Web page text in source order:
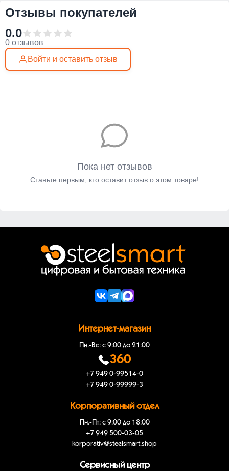
Отзывы покупателей
0.0
0 отзывов
Войти и оставить отзыв
Пока нет отзывов
Станьте первым, кто оставит отзыв о этом товаре!
Интернет-магазин
Пн.-Вс: с 9:00 до 21:00
360
+7 949 0-99514-0
+7 949 0-99999-3
Корпоративный отдел
Пн.-Пт: с 9:00 до 18:00
+7 949 500-03-05
korporativ@steelsmart.shop
Сервисный центр